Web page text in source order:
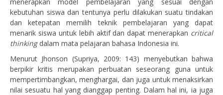
kebutuhan siswa dan tentunya perlu dilakukan suatu tindakan
dan ketepatan memilih teknik pembelajaran yang dapat
menarik siswa untuk lebih aktif dan dapat menerapkan critical
thinkingdalam mata pelajaran bahasa Indonesia ini.
Menurut Jhonson (Supriya, 2009: 143) menyebutkan bahwa
berpikir kritis merupakan perbuatan seseorang guna untuk
mempertimbangkan, menghargai, dan juga untuk menaksirkan
nilai sesuatu hal yang dianggap penting. Dalam hal ini, ia juga